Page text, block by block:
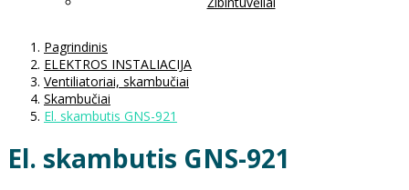
Pagrindinis
ELEKTROS INSTALIACIJA
Ventiliatoriai, skambučiai
Skambučiai
El. skambutis GNS-921
El. skambutis GNS-921